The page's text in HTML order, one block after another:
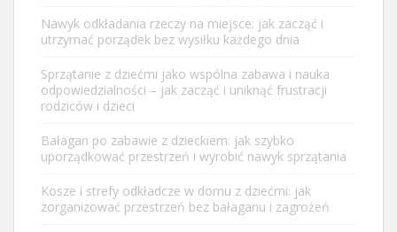
Nawyk odkładania rzeczy na miejsce: jak zacząć i
utrzymać porządek bez wysiłku każdego dnia
Sprzątanie z dziećmi jako wspólna zabawa i nauka
odpowiedzialności – jak zacząć i uniknąć frustracji
rodziców i dzieci
Bałagan po zabawie z dzieckiem: jak szybko
uporządkować przestrzeń i wyrobić nawyk sprzątania
Kosze i strefy odkładcze w domu z dziećmi: jak
zorganizować przestrzeń bez bałaganu i zagrożeń